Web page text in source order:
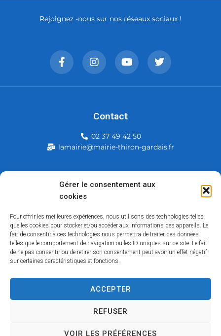
Gérer le consentement aux
cookies
Pour offrir les meilleures expériences, nous utilisons des technologies telles
que les cookies pour stocker et/ou accéder aux informations des appareils. Le
fait de consentir à ces technologies nous permettra de traiter des données
telles que le comportement de navigation ou les ID uniques sur ce site. Le fait
de ne pas consentir ou de retirer son consentement peut avoir un effet négatif
sur certaines caractéristiques et fonctions.
ACCEPTER
REFUSER
VOIR LES PRÉFÉRENCES
Mairie de Thiron-Gardais
28480 Thiron-Gardais
Rejoignez -nous sur nos réseaux sociaux !
Contact
02 37 49 42 50
lamairie@mairie-thiron-gardais.fr
Traitement de données personnelles